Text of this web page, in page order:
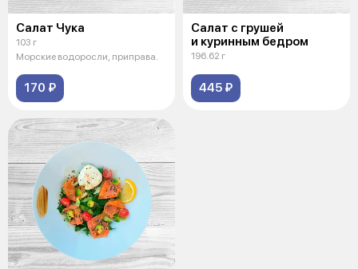
Салат Чука
103 г
Морские водоросли, приправа.
170 ₽
Салат с грушей
и куринным бедром
196.62 г
445 ₽